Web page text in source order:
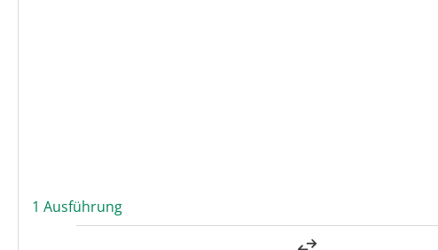
1 Ausführung